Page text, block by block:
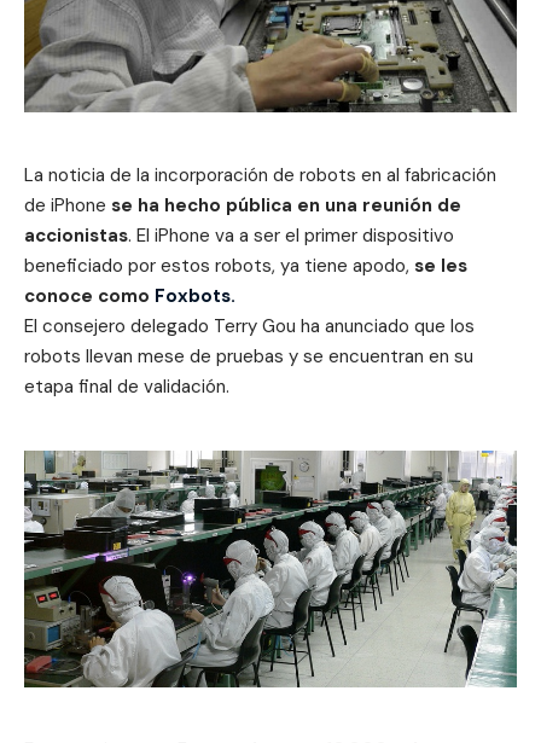
La noticia de la incorporación de robots en al fabricación
de iPhone se ha hecho pública en una reunión de
accionistas. El iPhone va a ser el primer dispositivo
beneficiado por estos robots, ya tiene apodo, se les
conoce como Foxbots.
El consejero delegado Terry Gou ha anunciado que los
robots llevan mese de pruebas y se encuentran en su
etapa final de validación.